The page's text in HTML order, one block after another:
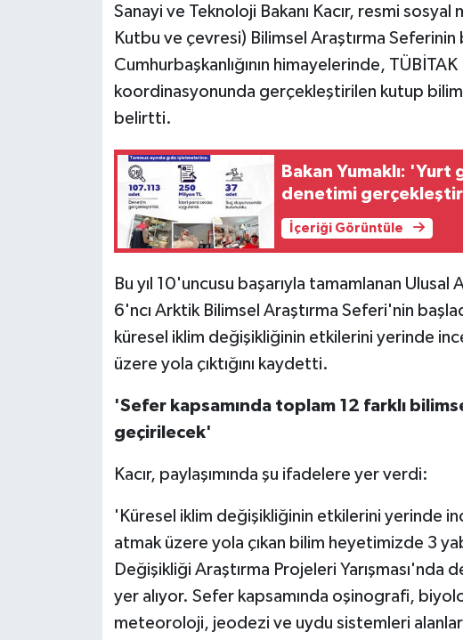
Sanayi ve Teknoloji Bakanı Kacır, resmi
Kutbu ve çevresi) Bilimsel Araştırma Seferinin
Cumhurbaşkanlığının himayelerinde,
koordinasyonunda gerçekleştirilen kutup bilim
belirtti.
Bakan Yumaklı: 'Yurt
denetimi
İçeriği Görüntüle
Bu yıl 10'uncusu başarıyla tamamlanan
6'ncı Arktik Bilimsel Araştırma Seferi'nin
küresel iklim değişikliğinin etkilerini yerinde
üzere yola çıktığını kaydetti.
'Sefer kapsamında toplam 12 farklı
geçirilecek'
Kacır, paylaşımında şu ifadelere yer verdi:
'Küresel iklim değişikliğinin etkilerini yerinde
atmak üzere yola çıkan bilim heyetimizde 3
Değişikliği Araştırma Projeleri
yer alıyor. Sefer kapsamında oşinografi,
meteoroloji, jeodezi ve uydu sistemleri